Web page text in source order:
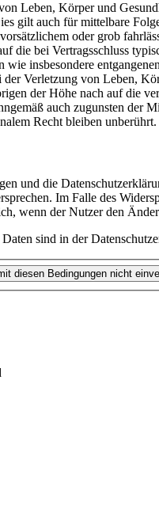
Leben, Körper und
gilt auch für mittelbare
oder grob
die bei Vertragsschluss
wie insbesondere
Verletzung von Leben,
der Höhe nach auf die
auch zugunsten der
Recht bleiben unberührt.
und die
Im Falle des
wenn der Nutzer den
sind in der